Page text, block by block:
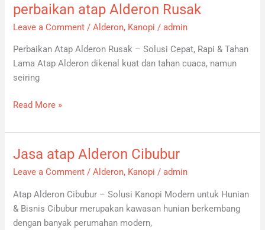
perbaikan atap Alderon Rusak
Leave a Comment /Alderon, Kanopi /admin
Perbaikan Atap Alderon Rusak – Solusi Cepat, Rapi & Tahan
Lama Atap Alderon dikenal kuat dan tahan cuaca, namun
seiring
perbaikan
atap
Rusak
Read More »
Jasa atap Alderon Cibubur
Leave a Comment /Alderon, Kanopi /admin
Atap Alderon Cibubur – Solusi Kanopi Modern untuk Hunian
& Bisnis Cibubur merupakan kawasan hunian berkembang
dengan banyak perumahan modern,
Jasa
atap
Cibubur